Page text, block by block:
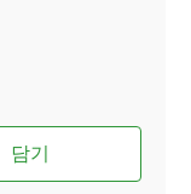
담기